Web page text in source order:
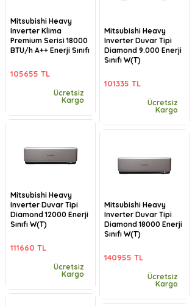
Mitsubishi Heavy
Inverter Klima
Premium Serisi 18000
BTU/h A++ Enerji Sınıfı
105655 TL
Ücretsiz
Kargo
Mitsubishi Heavy
Inverter Duvar Tipi
Diamond 12000 Enerji
Sınıfı W(T)
111660 TL
Ücretsiz
Kargo
Mitsubishi Heavy
Inverter Duvar Tipi
Diamond 9.000 Enerji
Sınıfı W(T)
101335 TL
Ücretsiz
Kargo
Mitsubishi Heavy
Inverter Duvar Tipi
Diamond 18000 Enerji
Sınıfı W(T)
140955 TL
Ücretsiz
Kargo